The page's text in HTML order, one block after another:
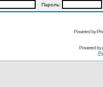
Пароль:
Powered by
Powered by